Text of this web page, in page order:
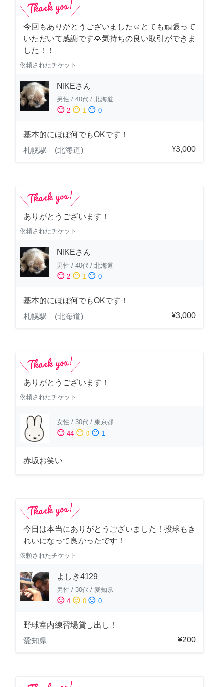
今回もありがとうございました☺️とても頑張って
いただいて感謝です🙏気持ちの良い取引ができま
した！！
依頼されたチケット
NIKEさん
男性 / 40代 / 北海道
sentiment_satisfied 2 sentiment_neutral 1 sentiment_dissatisfied 0
基本的にほぼ何でもOKです！
札幌駅 (北海道)
¥3,000
ありがとうございます！
依頼されたチケット
NIKEさん
男性 / 40代 / 北海道
sentiment_satisfied 2 sentiment_neutral 1 sentiment_dissatisfied 0
基本的にほぼ何でもOKです！
札幌駅 (北海道)
¥3,000
ありがとうございます！
依頼されたチケット
女性 / 30代 / 東京都
sentiment_satisfied 44 sentiment_neutral 0 sentiment_dissatisfied 1
赤坂お笑い
今日は本当にありがとうございました！投球もき
れいになって良かったです！
依頼されたチケット
よしき4129
男性 / 30代 / 愛知県
sentiment_satisfied 4 sentiment_neutral 0 sentiment_dissatisfied 0
野球室内練習場貸し出し！
愛知県
¥200